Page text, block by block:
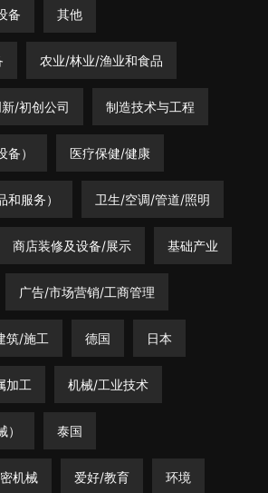
备 其他
农业/林业/渔业和食品
/初创公司 制造技术与工程
） 医疗保健/健康
服务） 卫生/空调/管道/照明
商店装修及设备/展示 基础产业
广告/市场营销/工商管理
筑/施工 德国 日本
加工 机械/工业技术
泰国
机械 爱好/教育 环境